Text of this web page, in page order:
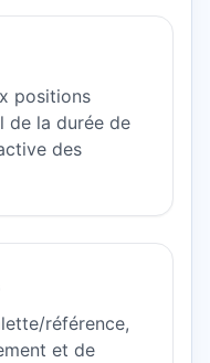
positions
de la durée de
des
référence,
et de